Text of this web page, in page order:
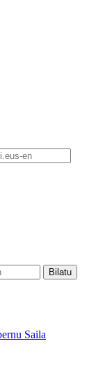
Saila